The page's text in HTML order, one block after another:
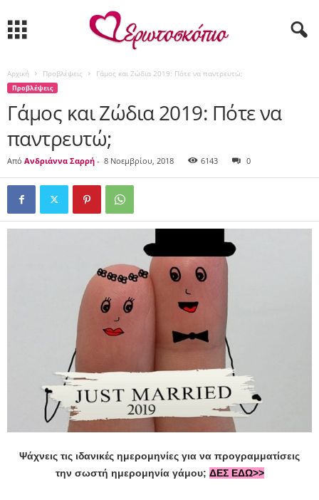
Αρχική Προβλέψεις Γάμος και Ζώδια 2019: Πότε να παντρευτώ;
Προβλέψεις
Γάμος και Ζώδια 2019: Πότε να
παντρευτώ;
Από Ανδριάννα Σαρρή - 8 Νοεμβρίου, 2018 6143 0
Ψάχνεις τις ιδανικές ημερομηνίες για να προγραμματίσεις
την σωστή ημερομηνία γάμου; ΔΕΣ ΕΔΩ>>